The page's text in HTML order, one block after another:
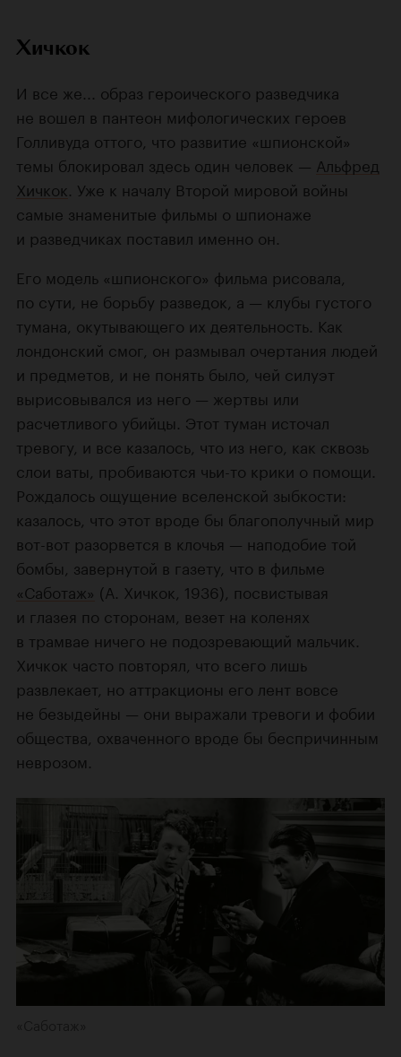
Хичкок
И все же... образ героического разведчика
не вошел в пантеон мифологических героев
Голливуда оттого, что развитие «шпионской»
темы блокировал здесь один человек — Альфред
Хичкок. Уже к началу Второй мировой войны
самые знаменитые фильмы о шпионаже
и разведчиках поставил именно он.
Его модель «шпионского» фильма рисовала,
по сути, не борьбу разведок, а — клубы густого
тумана, окутывающего их деятельность. Как
лондонский смог, он размывал очертания людей
и предметов, и не понять было, чей силуэт
вырисовывался из него — жертвы или
расчетливого убийцы. Этот туман источал
тревогу, и все казалось, что из него, как сквозь
слои ваты, пробиваются чьи-то крики о помощи.
Рождалось ощущение вселенской зыбкости:
казалось, что этот вроде бы благополучный мир
вот-вот разорвется в клочья — наподобие той
бомбы, завернутой в газету, что в фильме
«Саботаж» (А. Хичкок, 1936), посвистывая
и глазея по сторонам, везет на коленях
в трамвае ничего не подозревающий мальчик.
Хичкок часто повторял, что всего лишь
развлекает, но аттракционы его лент вовсе
не безыдейны — они выражали тревоги и фобии
общества, охваченного вроде бы беспричинным
неврозом.